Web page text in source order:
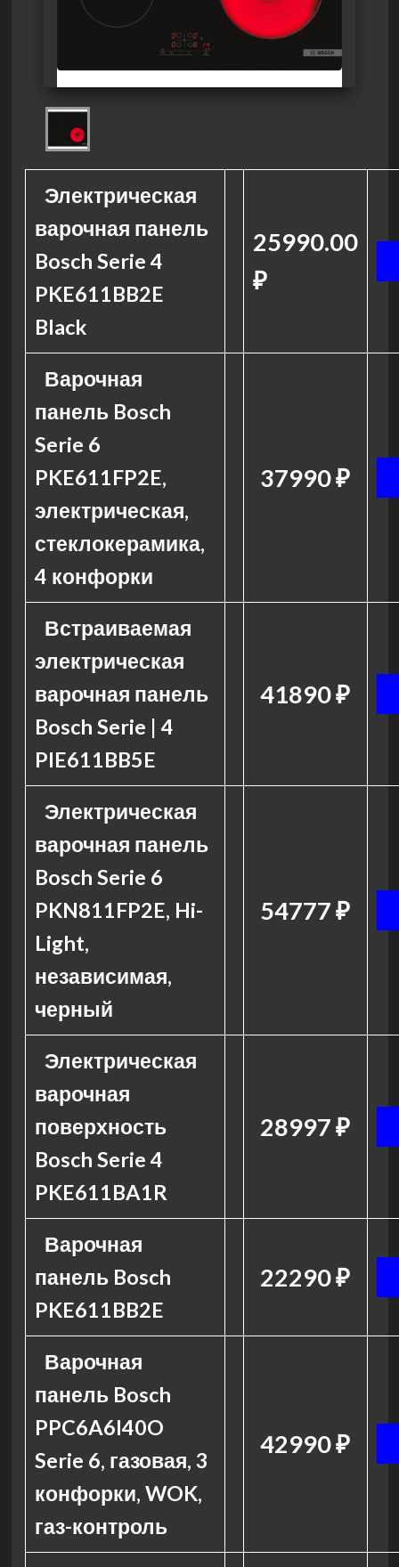
Электрическая
варочная панель
Bosch Serie 4
PKE611BB2E
Black
25990.00
₽
Варочная
панель Bosch
Serie 6
PKE611FP2E,
электрическая,
стеклокерамика,
4 конфорки
37990 ₽
Встраиваемая
электрическая
варочная панель
Bosch Serie | 4
PIE611BB5E
41890 ₽
Электрическая
варочная панель
Bosch Serie 6
PKN811FP2E, Hi-
Light,
независимая,
черный
54777 ₽
Электрическая
варочная
поверхность
Bosch Serie 4
PKE611BA1R
28997 ₽
Варочная
панель Bosch
PKE611BB2E
22290 ₽
Варочная
панель Bosch
PPC6A6I40O
Serie 6, газовая, 3
конфорки, WOK,
газ-контроль
42990 ₽